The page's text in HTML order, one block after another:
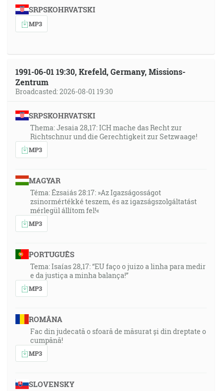
SRPSKOHRVATSKI
MP3
1991-06-01 19:30, Krefeld, Germany, Missions-
Zentrum
Broadcasted: 2026-08-01 19:30
SRPSKOHRVATSKI
Thema: Jesaia 28,17: ICH mache das Recht zur
Richtschnur und die Gerechtigkeit zur Setzwaage!
MP3
MAGYAR
Téma: Ézsaiás 28:17: »Az Igazságosságot
zsinormértékké teszem, és az igazságszolgáltatást
mérlegül állítom fel!«
MP3
PORTUGUÊS
Tema: Isaías 28,17: “EU faço o juizo a linha para medir
e da justiça a minha balança!”
MP3
ROMÂNA
Fac din judecată o sfoară de măsurat și din dreptate o
cumpănă!
MP3
SLOVENSKY